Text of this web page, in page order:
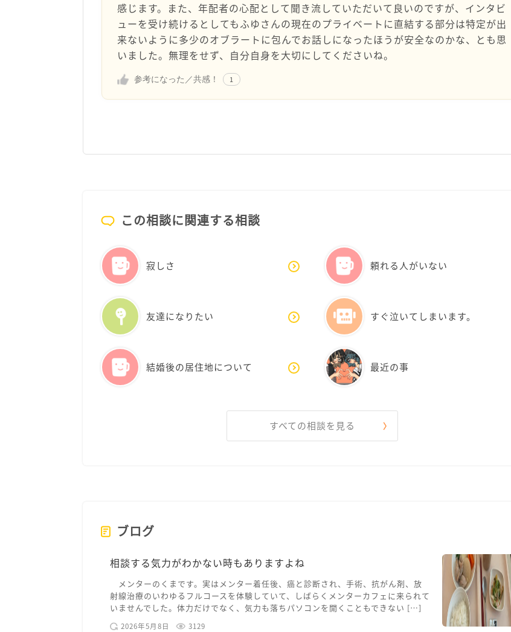
感じます。また、年配者の心配として聞き流していただいて良いのですが、インタビ
ューを受け続けるとしてもふゆさんの現在のプライベートに直結する部分は特定が出
来ないように多少のオブラートに包んでお話しになったほうが安全なのかな、とも思
いました。無理をせず、自分自身を大切にしてくださいね。
参考になった／共感！ 1
この相談に関連する相談
寂しさ 頼れる人がいない
友達になりたい すぐ泣いてしまいます。
結婚後の居住地について 最近の事
すべての相談を見る
ブログ
相談する気力がわかない時もありますよね
メンターのくまです。実はメンター着任後、癌と診断され、手術、抗がん剤、放
射線治療のいわゆるフルコースを体験していて、しばらくメンターカフェに来られて
いませんでした。体力だけでなく、気力も落ちパソコンを開くこともできない […]
2026年5月8日 3129